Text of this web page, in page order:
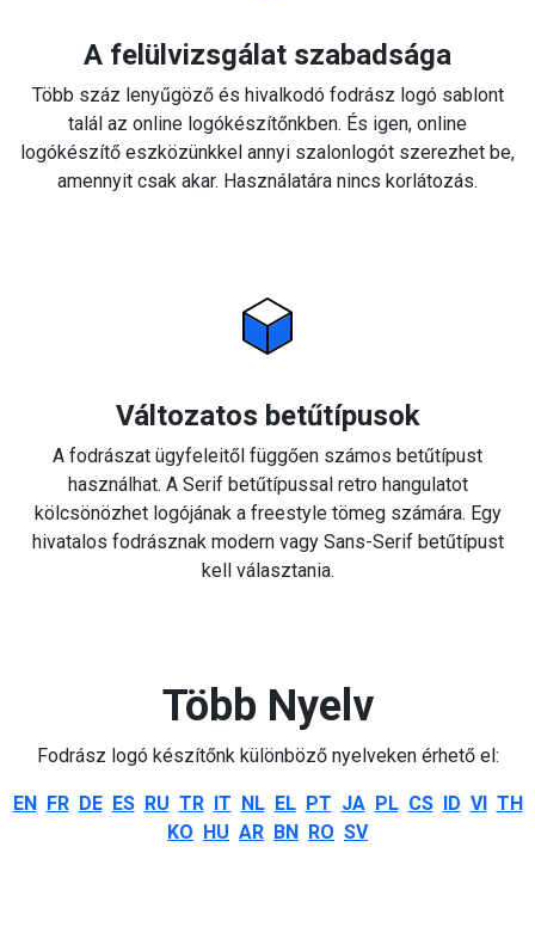
A felülvizsgálat szabadsága
Több száz lenyűgöző és hivalkodó fodrász logó sablont
talál az online logókészítőnkben. És igen, online
logókészítő eszközünkkel annyi szalonlogót szerezhet be,
amennyit csak akar. Használatára nincs korlátozás.
Változatos betűtípusok
A fodrászat ügyfeleitől függően számos betűtípust
használhat. A Serif betűtípussal retro hangulatot
kölcsönözhet logójának a freestyle tömeg számára. Egy
hivatalos fodrásznak modern vagy Sans-Serif betűtípust
kell választania.
Több Nyelv
Fodrász logó készítőnk különböző nyelveken érhető el:
EN FR DE ES RU TR IT NL EL PT JA PL CS ID VI TH
KO HU AR BN RO SV